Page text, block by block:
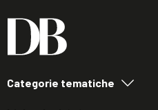
Categorie tematiche